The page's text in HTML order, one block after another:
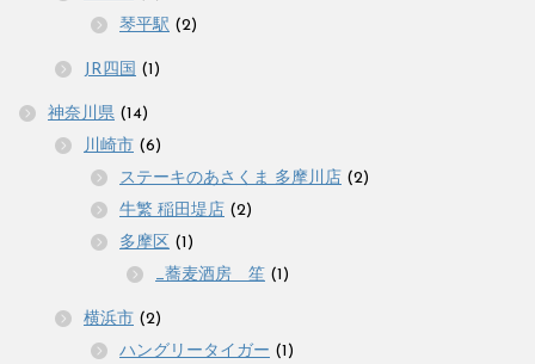
琴平駅 (2)
JR四国 (1)
神奈川県 (14)
川崎市 (6)
ステーキのあさくま 多摩川店 (2)
牛繁 稲田堤店 (2)
多摩区 (1)
_蕎麦酒房 笙 (1)
横浜市 (2)
ハングリータイガー (1)